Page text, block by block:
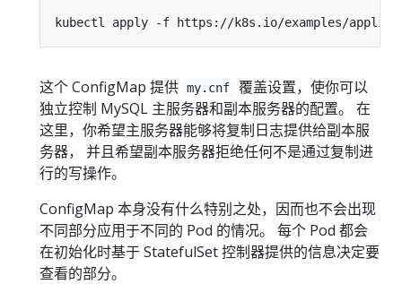
这个 ConfigMap 提供 my.cnf
覆盖设置，使你可以
独立控制 MySQL 主服务器和副本服务器的配置。 在
这里，你希望主服务器能够将复制日志提供给副本服
务器， 并且希望副本服务器拒绝任何不是通过复制进
行的写操作。
ConfigMap 本身没有什么特别之处，因而也不会出现
不同部分应用于不同的 Pod 的情况。 每个 Pod 都会
在初始化时基于 StatefulSet 控制器提供的信息决定要
查看的部分。